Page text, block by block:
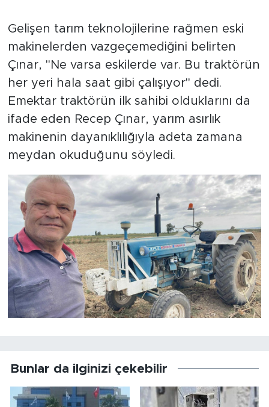
Gelişen tarım teknolojilerine rağmen eski
makinelerden vazgeçemediğini belirten
Çınar, "Ne varsa eskilerde var. Bu traktörün
her yeri hala saat gibi çalışıyor" dedi.
Emektar traktörün ilk sahibi olduklarını da
ifade eden Recep Çınar, yarım asırlık
makinenin dayanıklılığıyla adeta zamana
meydan okuduğunu söyledi.
Bunlar da ilginizi çekebilir